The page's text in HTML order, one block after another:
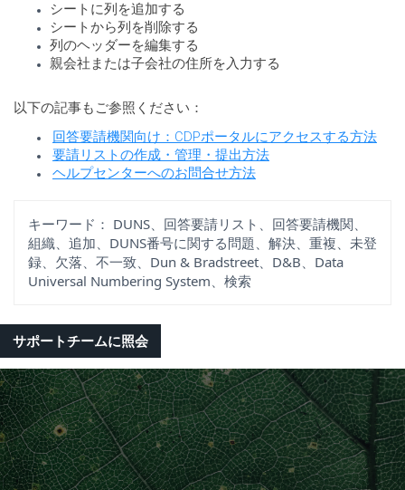
シートに列を追加する
シートから列を削除する
列のヘッダーを編集する
親会社または子会社の住所を入力する
以下の記事もご参照ください：
回答要請機関向け：CDPポータルにアクセスする方法
要請リストの作成・管理・提出方法
ヘルプセンターへのお問合せ方法
キーワード： DUNS、回答要請リスト、回答要請機関、
組織、追加、DUNS番号に関する問題、解決、重複、未登
録、欠落、不一致、Dun & Bradstreet、D&B、Data
Universal Numbering System、検索
サポートチームに照会